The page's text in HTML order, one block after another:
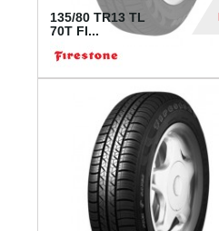
135/80 TR13 TL
70T FI...